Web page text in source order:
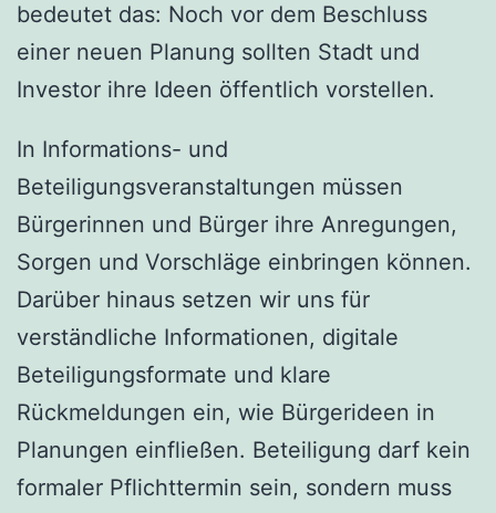
bedeutet das: Noch vor dem Beschluss
einer neuen Planung sollten Stadt und
Investor ihre Ideen öffentlich vorstellen.
In Informations- und
Beteiligungsveranstaltungen müssen
Bürgerinnen und Bürger ihre Anregungen,
Sorgen und Vorschläge einbringen können.
Darüber hinaus setzen wir uns für
verständliche Informationen, digitale
Beteiligungsformate und klare
Rückmeldungen ein, wie Bürgerideen in
Planungen einfließen. Beteiligung darf kein
formaler Pflichttermin sein, sondern muss